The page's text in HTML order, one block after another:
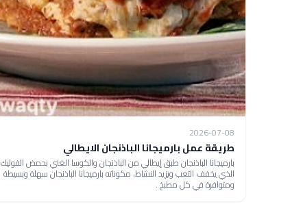
2026-07-08
طريقة عمل بارميجانا الباذنجان الايطالي
بارميجانا الباذنجان طبق إيطالي من الباذنجان والكوسا الغني بحمض الفوليك
الذي يخفف التعب ويزيد النشاط، مكوناته بارميجانا الباذنجان سهلة وبسيطة
ومتوافرة في كل مطبخ .